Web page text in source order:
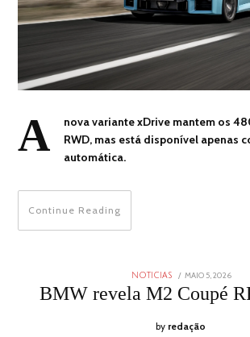
A
nova variante xDrive mantem os
RWD, mas está disponível apenas
automática.
Continue Reading
NOTICIAS
POSTED
ON
MAIO 5, 2026
5,
2026
BMW revela M2 Coupé
by redação